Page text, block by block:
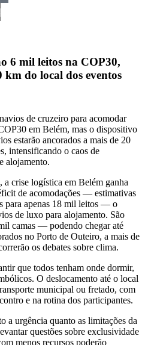
6 mil leitos na COP30,
km do local dos eventos
de cruzeiro para acomodar
em Belém, mas o dispositivo
estarão ancorados a mais de 20
intensificando o caos de
alojamento.
crise logística em Belém ganha
de acomodações — estimativas
para apenas 18 mil leitos — o
de luxo para alojamento. São
camas — podendo chegar até
no Porto de Outeiro, a mais de
os debates sobre clima.
que todos tenham onde dormir,
O deslocamento até o local
municipal ou fretado, com
e na rotina dos participantes.
a urgência quanto as limitações da
questões sobre exclusividade
menos recursos poderão